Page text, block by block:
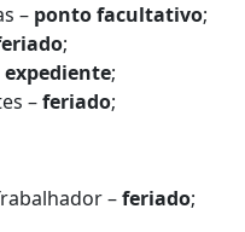
– ponto facultativo;
;
expediente;
–feriado;
–feriado;